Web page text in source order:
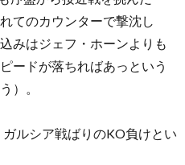
てのカウンターで撃沈し
みはジェフ・ホーンよりも
ードが落ちればあっという
）。
ルシア戦ばりのKO負けとい